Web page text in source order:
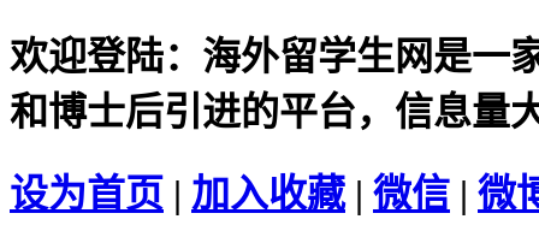
欢迎登陆：海外留学生网是一
和博士后引进的平台，信息量
设为首页 | 加入收藏| 微信 | 微